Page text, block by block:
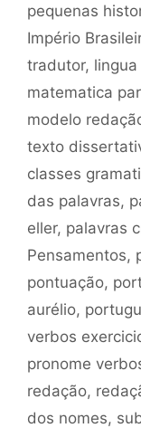
pequenas
Império
tradutor,
matematica
modelo
texto
classes
das palavras,
eller, palavras
Pensamentos,
pontuação,
aurélio,
verbos
pronome
redação,
dos nomes,